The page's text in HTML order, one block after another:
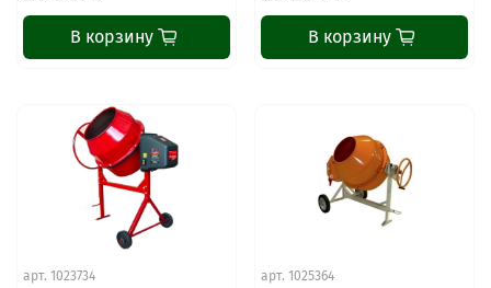
В корзину В корзину
арт. 1023734 арт. 1025364